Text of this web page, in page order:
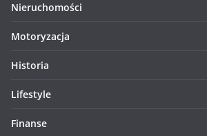
Nieruchomości
Motoryzacja
Historia
Lifestyle
Finanse